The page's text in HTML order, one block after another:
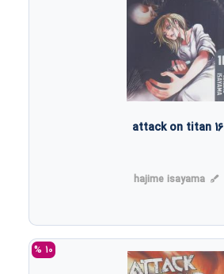
attack on titan 16
hajime isayama
10 %